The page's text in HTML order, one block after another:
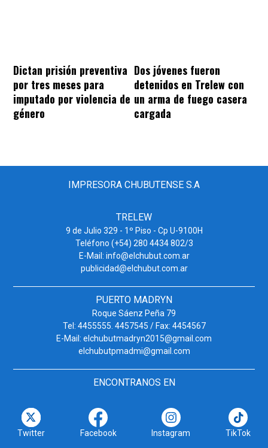
Dictan prisión preventiva
por tres meses para
imputado por violencia de
género
Dos jóvenes fueron
detenidos en Trelew con
un arma de fuego casera
cargada
IMPRESORA CHUBUTENSE S.A
TRELEW
9 de Julio 329 - 1º Piso - Cp U-9100H
Teléfono (+54) 280 4434 802/3
E-Mail: info@elchubut.com.ar
publicidad@elchubut.com.ar
PUERTO MADRYN
Roque Sáenz Peña 79
Tel: 4455555. 4457545 / Fax: 4454567
E-Mail: elchubutmadryn2015@gmail.com
elchubutpmadmi@gmail.com
ENCONTRANOS EN
Twitter Facebook Instagram TikTok